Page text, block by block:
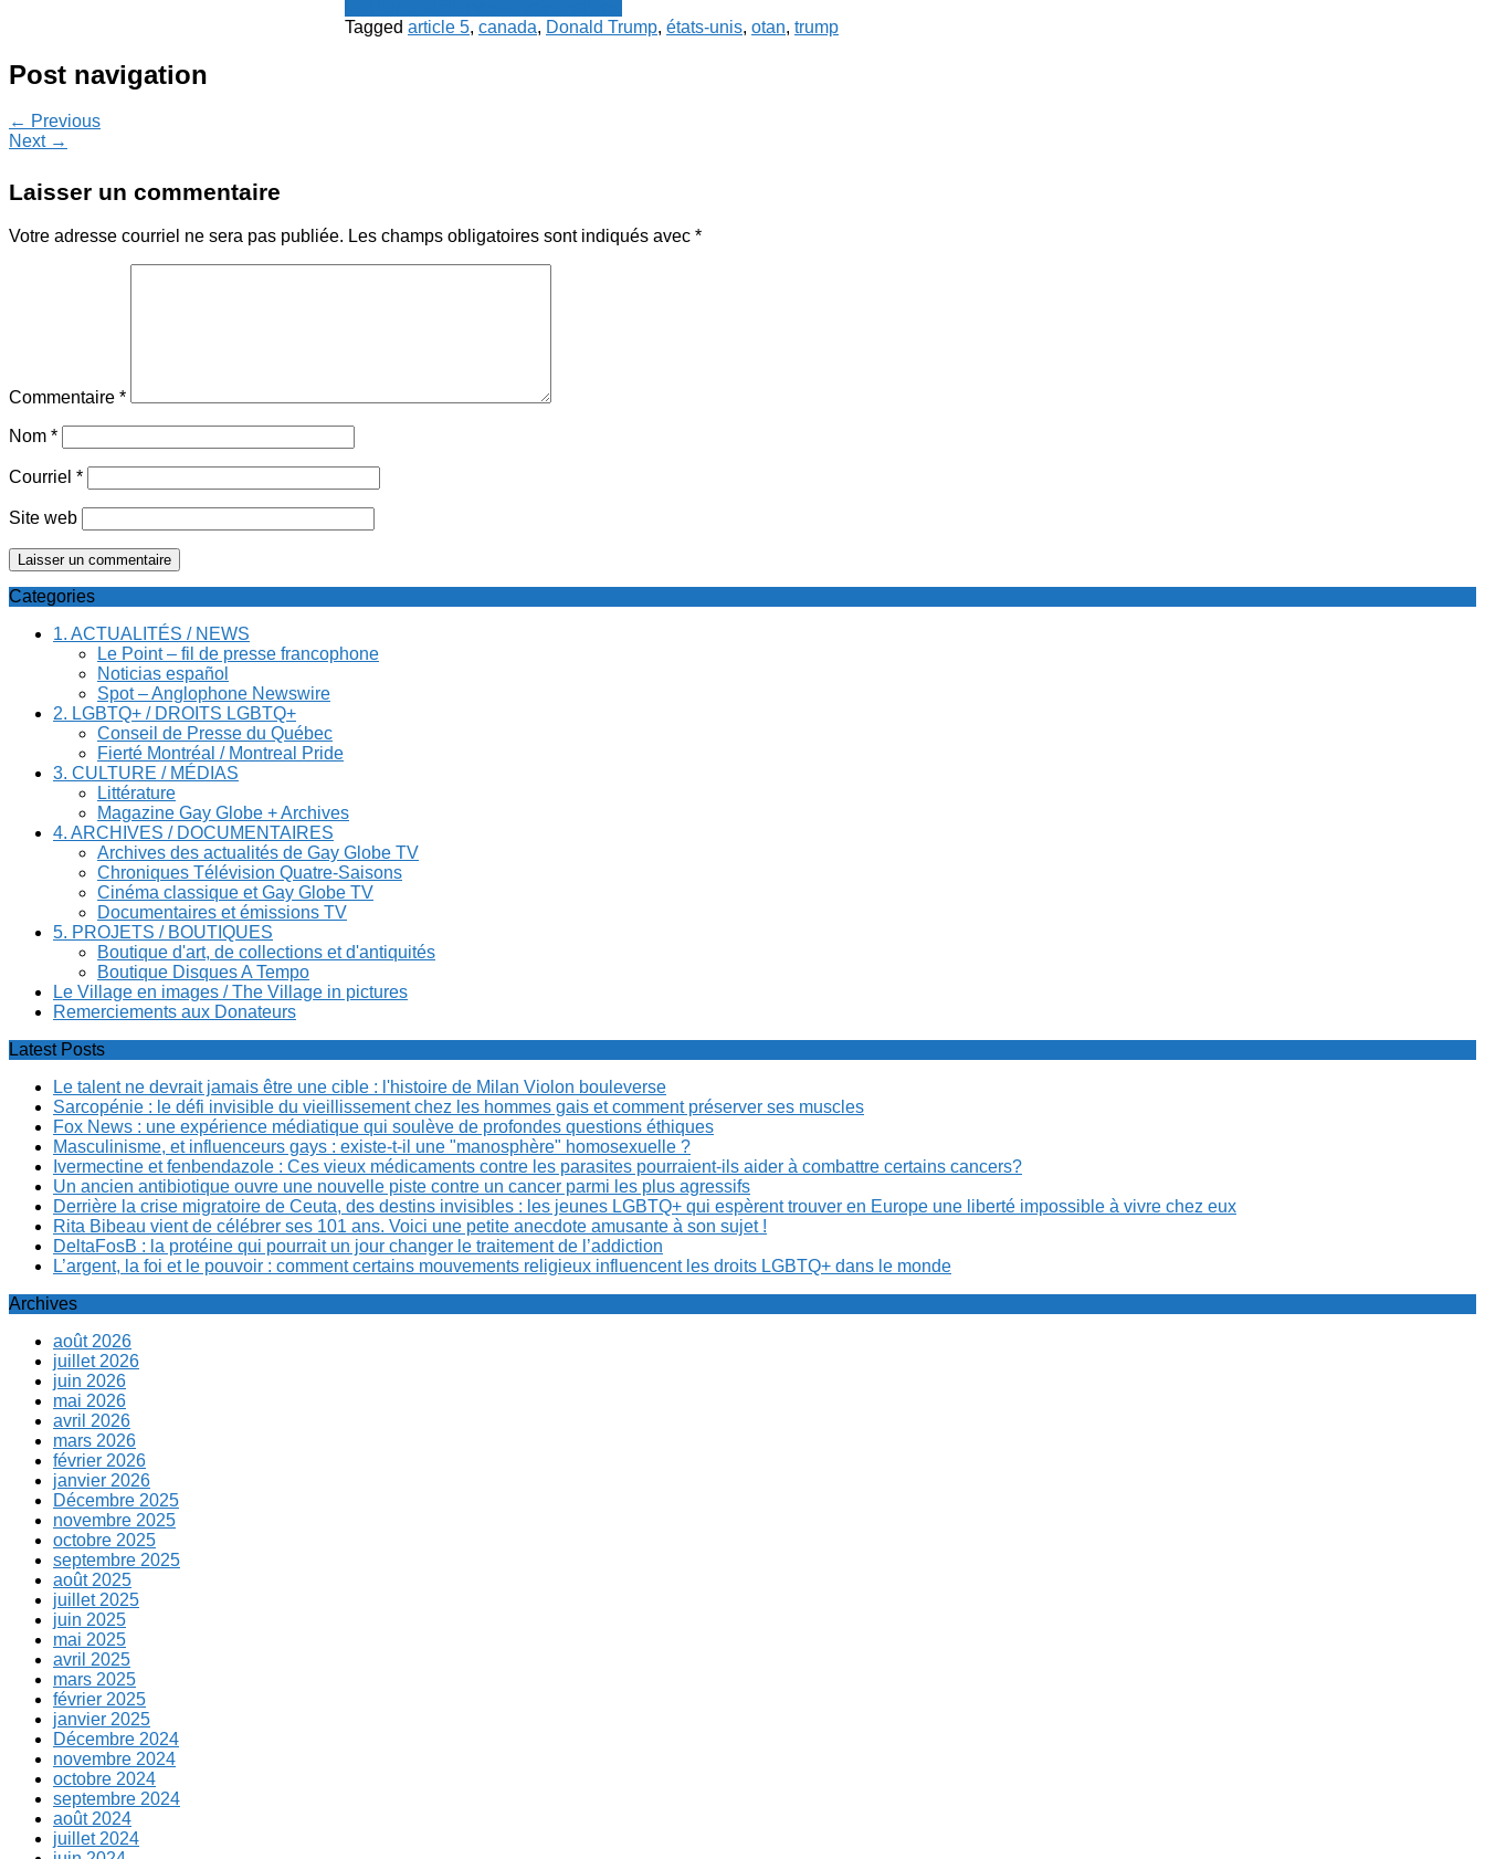
Tagged article 5, canada, Donald Trump, états-unis, otan, trump
Post navigation
← Previous
Next →
Laisser un commentaire
Votre adresse courriel ne sera pas publiée. Les champs obligatoires sont indiqués avec *
Commentaire *
Nom *
Courriel *
Site web
Categories
1. ACTUALITÉS / NEWS
Le Point – fil de presse francophone
Noticias español
Spot – Anglophone Newswire
2. LGBTQ+ / DROITS LGBTQ+
Conseil de Presse du Québec
Fierté Montréal / Montreal Pride
3. CULTURE / MÉDIAS
Littérature
Magazine Gay Globe + Archives
4. ARCHIVES / DOCUMENTAIRES
Archives des actualités de Gay Globe TV
Chroniques Télévision Quatre-Saisons
Cinéma classique et Gay Globe TV
Documentaires et émissions TV
5. PROJETS / BOUTIQUES
Boutique d'art, de collections et d'antiquités
Boutique Disques A Tempo
Le Village en images / The Village in pictures
Remerciements aux Donateurs
Latest Posts
Le talent ne devrait jamais être une cible : l'histoire de Milan Violon bouleverse
Sarcopénie : le défi invisible du vieillissement chez les hommes gais et comment préserver ses muscles
Fox News : une expérience médiatique qui soulève de profondes questions éthiques
Masculinisme, et influenceurs gays : existe-t-il une "manosphère" homosexuelle ?
Ivermectine et fenbendazole : Ces vieux médicaments contre les parasites pourraient-ils aider à combattre certains cancers?
Un ancien antibiotique ouvre une nouvelle piste contre un cancer parmi les plus agressifs
Derrière la crise migratoire de Ceuta, des destins invisibles : les jeunes LGBTQ+ qui espèrent trouver en Europe une liberté impossible à vivre chez eux
Rita Bibeau vient de célébrer ses 101 ans. Voici une petite anecdote amusante à son sujet !
DeltaFosB : la protéine qui pourrait un jour changer le traitement de l’addiction
L’argent, la foi et le pouvoir : comment certains mouvements religieux influencent les droits LGBTQ+ dans le monde
Archives
août 2026
juillet 2026
juin 2026
mai 2026
avril 2026
mars 2026
février 2026
janvier 2026
Décembre 2025
novembre 2025
octobre 2025
septembre 2025
août 2025
juillet 2025
juin 2025
mai 2025
avril 2025
mars 2025
février 2025
janvier 2025
Décembre 2024
novembre 2024
octobre 2024
septembre 2024
août 2024
juillet 2024